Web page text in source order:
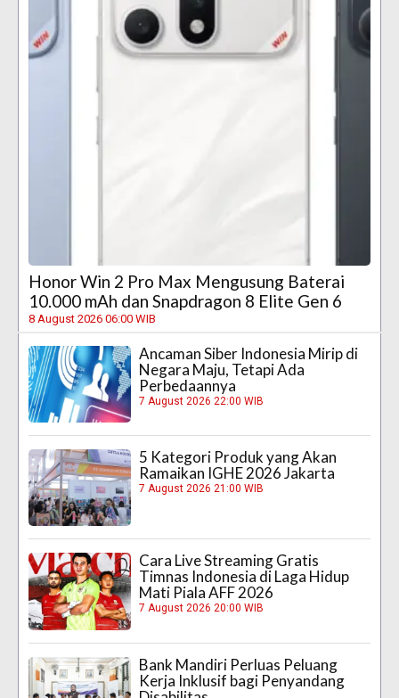
Honor Win 2 Pro Max Mengusung Baterai
10.000 mAh dan Snapdragon 8 Elite Gen 6
8 August 2026 06:00 WIB
Ancaman Siber Indonesia Mirip di
Negara Maju, Tetapi Ada
Perbedaannya
7 August 2026 22:00 WIB
5 Kategori Produk yang Akan
Ramaikan IGHE 2026 Jakarta
7 August 2026 21:00 WIB
Cara Live Streaming Gratis
Timnas Indonesia di Laga Hidup
Mati Piala AFF 2026
7 August 2026 20:00 WIB
Bank Mandiri Perluas Peluang
Kerja Inklusif bagi Penyandang